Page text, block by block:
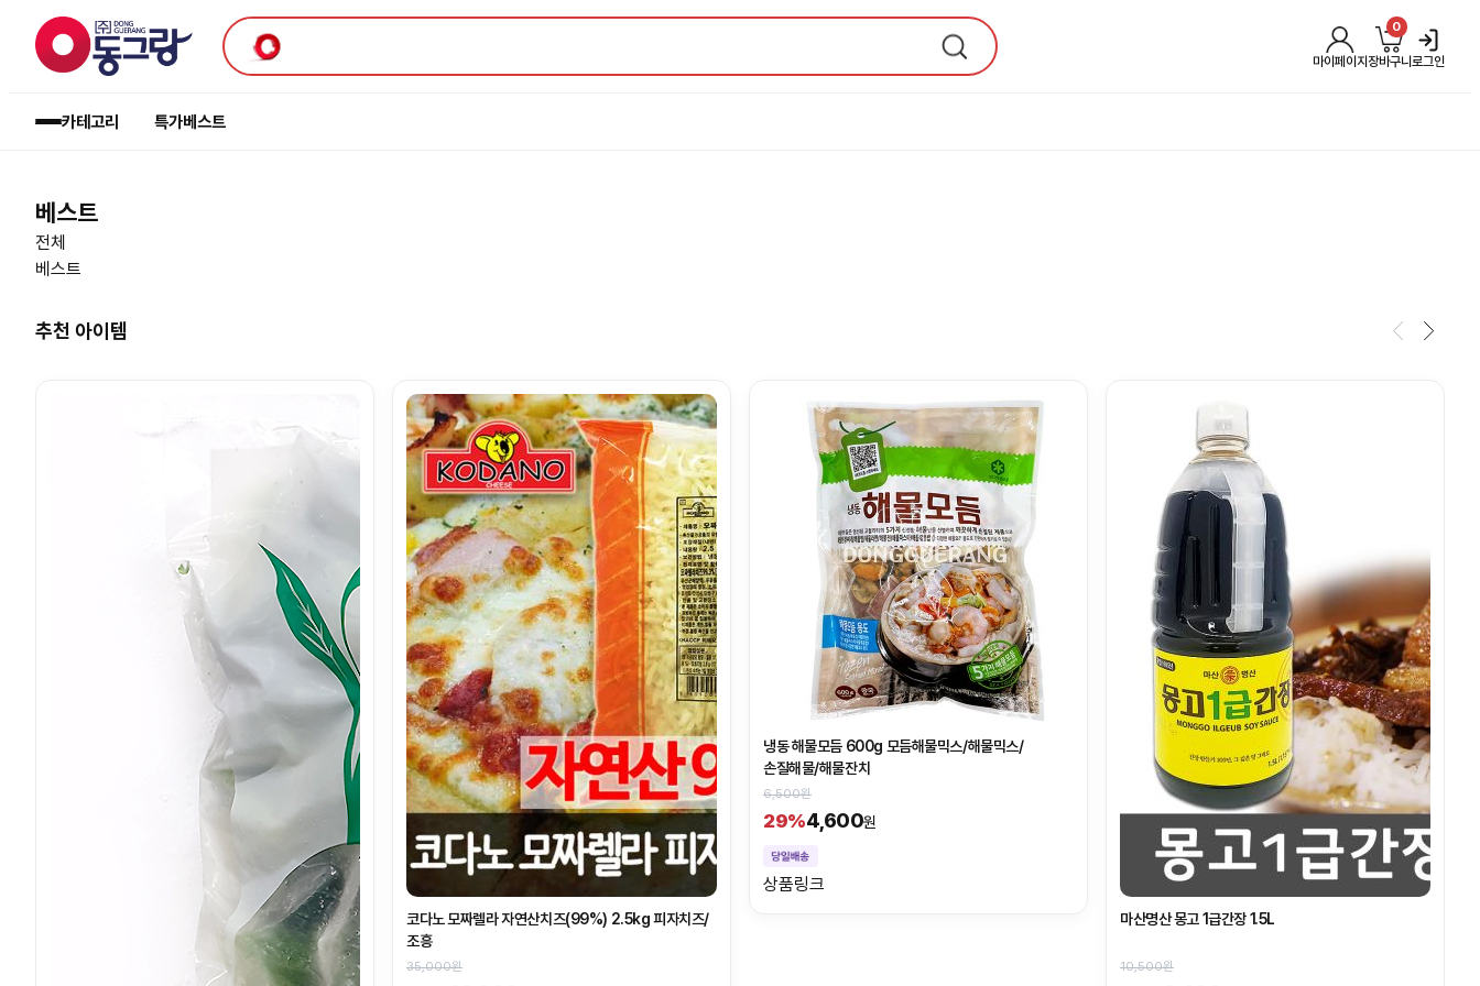
마이페이지장바구니
0
로그인
카테고리 특가베스트
베스트
전체
베스트
추천 아이템
코다노 모짜렐라 자연산치즈(99%) 2.5kg 피자치즈/
조흥
35,000원
냉동 해물모듬 600g 모듬해물믹스/해물믹스/
손질해물/해물잔치
6,500원
29%4,600원
상품링크
마산명산 몽고 1급간장 1.5L
10,500원